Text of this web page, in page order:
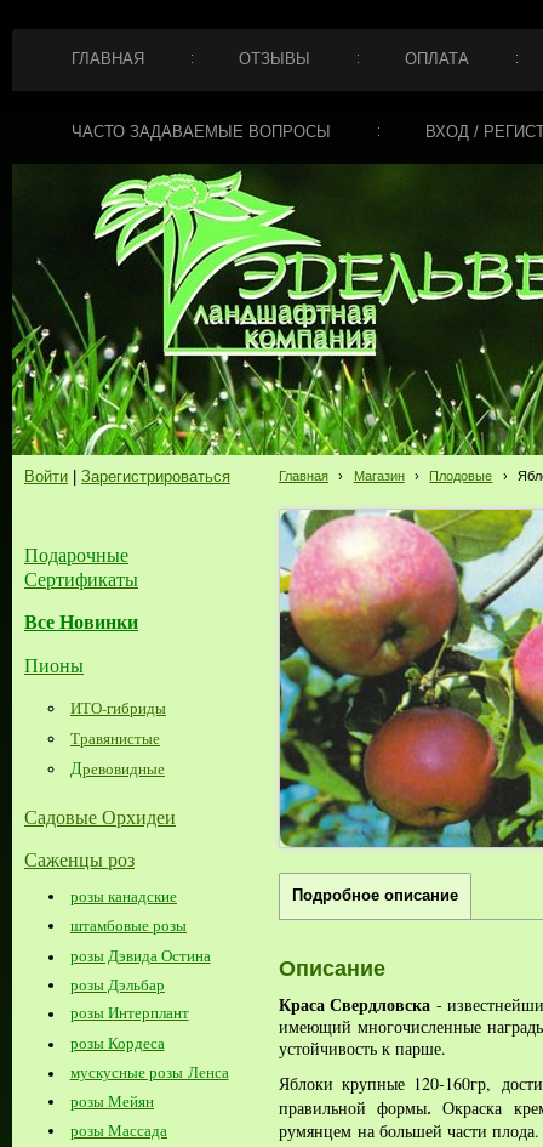
ГЛАВНАЯ ОТЗЫВЫ ОПЛАТА
ЧАСТО ЗАДАВАЕМЫЕ ВОПРОСЫ ВХОД /
Войти Зарегистрироваться
Подарочные
Сертификаты
Все Новинки
Пионы
ИТО-гибриды
Травянистые
Древовидные
Садовые Орхидеи
Саженцы роз
розы канадские
штамбовые розы
розы Дэвида Остина
розы Дэльбар
розы Интерплант
розы Кордеса
мускусные розы Ленса
розы Мейян
розы Массада
Главная › Магазин › Плодовые ›
Подробное описание
Описание
Краса Свердловска -
имеющий многочисленные
устойчивость к парше.
Яблоки крупные 120-160гр,
правильной формы.Окраска
румянцем на большей части плода.